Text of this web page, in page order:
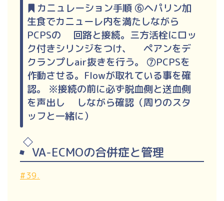
カニュレーション手順 ⑥ヘパリン加
生食でカニューレ内を満たしながら
PCPSの 回路と接続。三方活栓にロッ
ク付きシリンジをつけ、 ペアンをデ
クランプしair抜きを行う。 ⑦PCPSを
作動させる。Flowが取れている事を確
認。 ※接続の前に必ず脱血側と送血側
を声出し しながら確認（周りのスタ
ッフと一緒に）
VA-ECMOの合併症と管理
#39.